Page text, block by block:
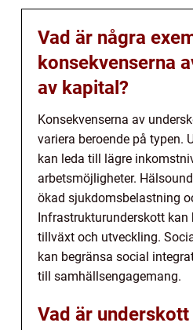
Vad är några
konsekvenserna
av kapital?
Konsekvenserna av
variera beroende på typen.
kan leda till lägre
arbetsmöjligheter.
ökad sjukdomsbelastning
Infrastrukturunderskott kan
tillväxt och utveckling.
kan begränsa social
till samhällsengagemang.
Vad är